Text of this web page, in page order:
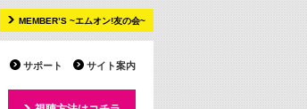
MEMBER’S ~エムオン!友の会~
サイト案内
サポート